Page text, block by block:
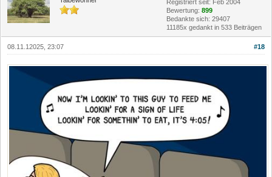
Registriert seit: Feb 2004
Bewertung: 899
Bedankte sich: 29407
11185x gedankt in 533 Beiträgen
#18
08.11.12025, 23:07